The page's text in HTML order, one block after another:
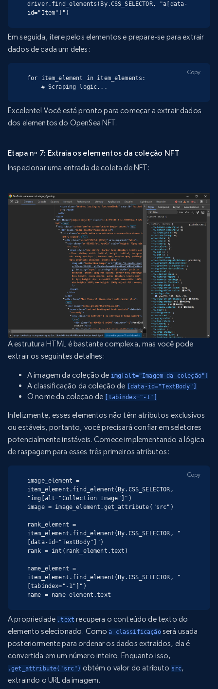
driver.find_elements(By.CSS_SELECTOR, "a[data-
id="Item"]")
Em seguida, itere pelos elementos e prepare-se para extrair
dados de cada um deles:
for item_element in item_elements:
    # Scraping logic...
Copy
Excelente! Você está pronto para começar a extrair dados
dos elementos do OpenSea NFT.
Etapa nº 7: Extraia os elementos da coleção NFT
Inspecionar uma entrada de coleta de NFT:
A estrutura HTML é bastante complexa, mas você pode
extrair os seguintes detalhes:
A imagem da coleção de img[alt="Imagem da coleção"]
A classificação da coleção de [data-id="TextBody"]
O nome da coleção de [tabindex="-1"]
Infelizmente, esses elementos não têm atributos exclusivos
ou estáveis, portanto, você precisará confiar em seletores
potencialmente instáveis. Comece implementando a lógica
de raspagem para esses três primeiros atributos:
image_element =
item_element.find_element(By.CSS_SELECTOR,
"img[alt="Collection Image"]")
image = image_element.get_attribute("src")
rank_element =
item_element.find_element(By.CSS_SELECTOR, "
[data-id="TextBody"]")
rank = int(rank_element.text)
name_element =
item_element.find_element(By.CSS_SELECTOR, "
[tabindex="-1"]")
name = name_element.text
Copy
A propriedade .text recupera o conteúdo de texto do
elemento selecionado. Comoa classificaçãoserá usada
posteriormente para ordenar os dados extraídos, ela é
convertida em um número inteiro. Enquanto isso,
.get_attribute("src") obtém o valor do atributo src,
extraindo o URL da imagem.